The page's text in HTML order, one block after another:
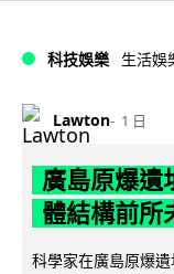
科技娛樂 生活娛
Lawton 1 日
廣島原爆遺
體結構前所
科學家在廣島原爆